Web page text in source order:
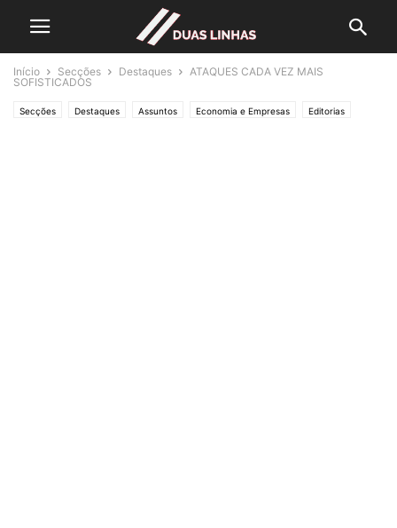
Início Secções Destaques
ATAQUES CADA VEZ MAIS
SOFISTICADOS
Secções Destaques Assuntos Economia e Empresas Editorias